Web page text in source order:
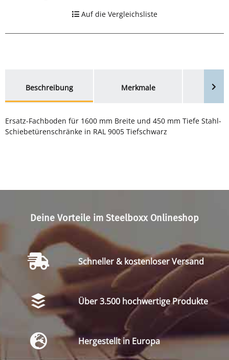
Auf die Vergleichsliste
Beschreibung
Merkmale
Ersatz-Fachboden für 1600 mm Breite und 450 mm Tiefe Stahl-
Schiebetürenschränke in RAL 9005 Tiefschwarz
Deine Vorteile im Steelboxx Onlineshop
Schneller & kostenloser Versand
Über 3.500 hochwertige Produkte
Hergestellt in Europa